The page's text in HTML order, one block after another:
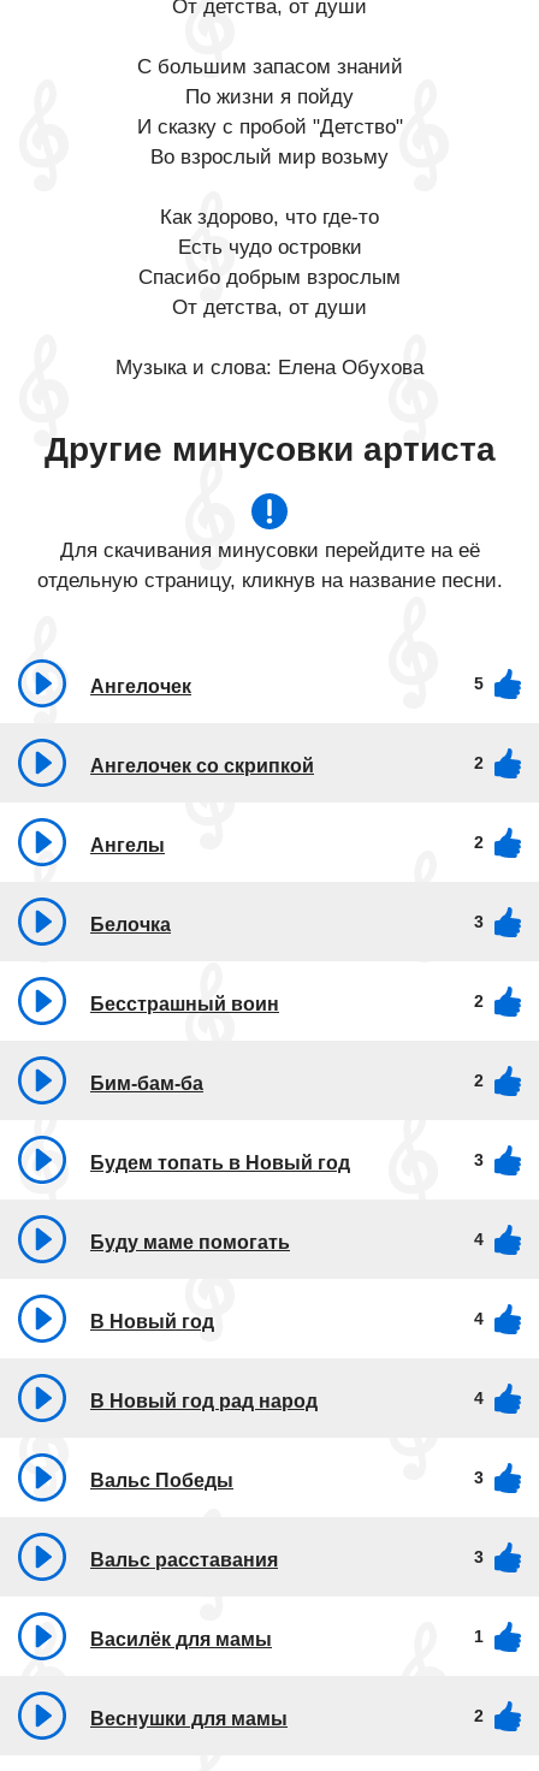
От детства, от души
С большим запасом знаний
По жизни я пойду
И сказку с пробой "Детство"
Во взрослый мир возьму
Как здорово, что где-то
Есть чудо островки
Спасибо добрым взрослым
От детства, от души
Музыка и слова: Елена Обухова
Другие минусовки артиста
Для скачивания минусовки перейдите на её
отдельную страницу, кликнув на название песни.
Ангелочек 5
Ангелочек со скрипкой 2
Ангелы 2
Белочка 3
Бесстрашный воин 2
Бим-бам-ба 2
Будем топать в Новый год 3
Буду маме помогать 4
В Новый год 4
В Новый год рад народ 4
Вальс Победы 3
Вальс расставания 3
Василёк для мамы 1
Веснушки для мамы 2